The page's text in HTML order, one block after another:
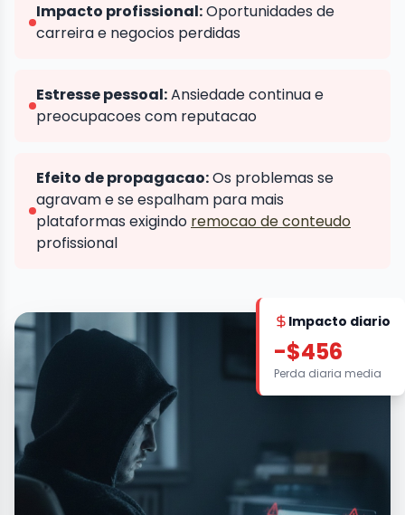
Impacto profissional:Oportunidades de
carreira e negocios perdidas
Estresse pessoal:Ansiedade continua e
preocupacoes com reputacao
Efeito de propagacao:Os problemas se
agravam e se espalham para mais
plataformas exigindo remocao de conteudo
profissional
Impacto diario
-$456
Perda diaria media